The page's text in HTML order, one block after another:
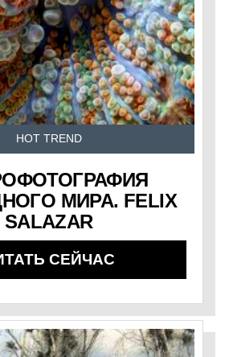
HOT TREND
МИРА. FELIX
SALAZAR
СЕЙЧАС